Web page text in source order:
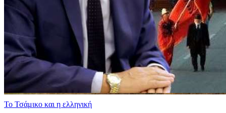
​Το Τσάμικο και η ελληνική